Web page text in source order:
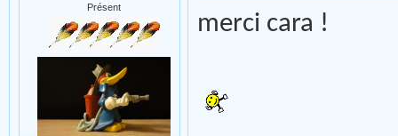
Présent
merci cara !